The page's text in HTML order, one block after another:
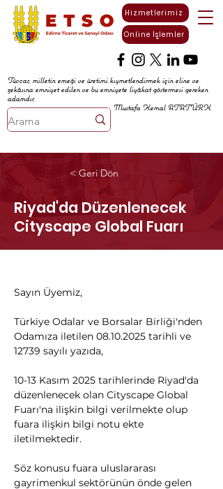
Online İşlemler
Hizmetlerimiz
Tüccar, milletin emeği ve üretimi kıymetlendirmek için eline ve
zekâsına emniyet edilen ve bu emniyete liyâkat göstermesi gereken
adamdır.
Mustafa Kemal ATATÜRK
< Geri Dön
Riyad'da Düzenlenecek
Cityscape Global Fuarı
Sayın Üyemiz,
Türkiye Odalar ve Borsalar Birliği'nden
Odamıza iletilen 08.10.2025 tarihli ve
12739 sayılı yazıda,
10-13 Kasım 2025 tarihlerinde Riyad'da
düzenlenecek olan Cityscape Global
Fuarı'na ilişkin bilgi verilmekte olup
fuara ilişkin bilgi notu ekte
iletilmektedir.
Söz konusu fuara uluslararası
gayrimenkul sektörünün önde gelen